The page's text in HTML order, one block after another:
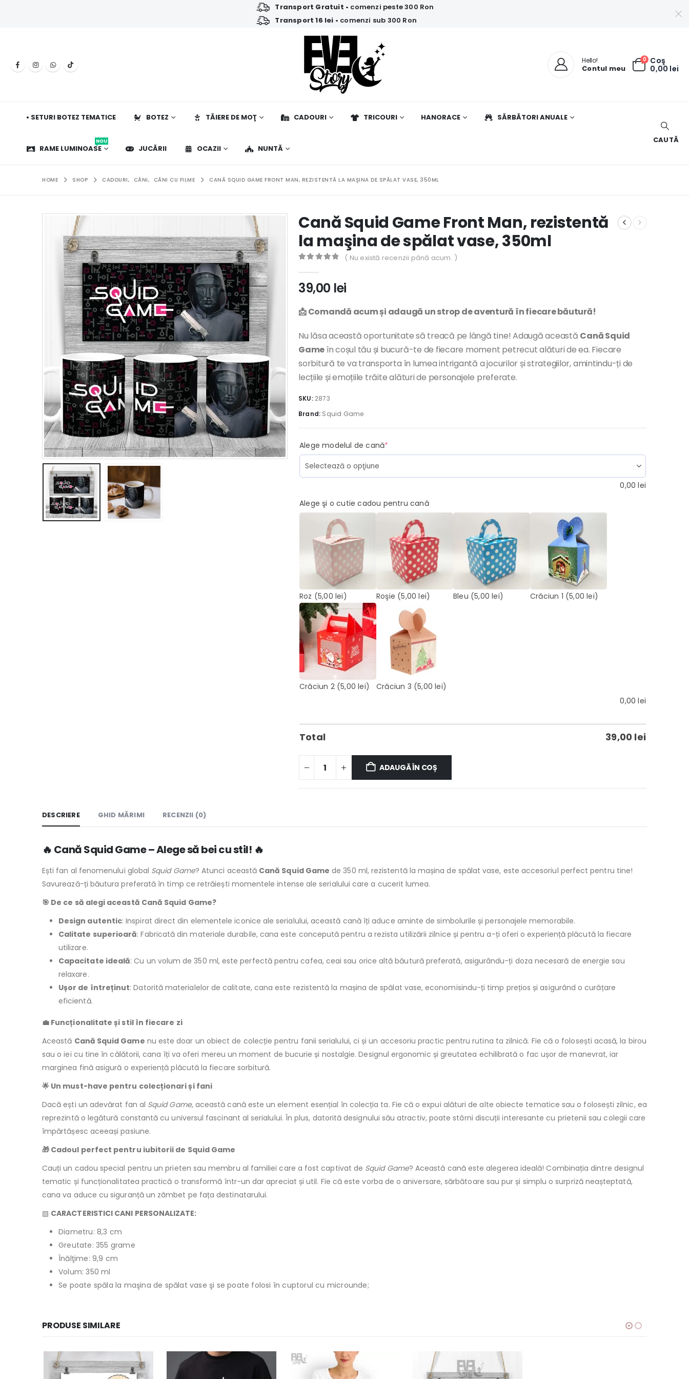
Transport Gratuit • comenzi peste 300 Ron
Transport 16 lei • comenzi sub 300 Ron
Hello!
Contul meu
0 Coş
0,00 lei
• SETURI BOTEZ TEMATICE BOTEZ TĂIERE DE MOŢ CADOURI TRICOURI HANORACE SĂRBĂTORI ANUALE
RAME LUMINOASE
NOU
JUCĂRII OCAZII NUNTĂ
CAUTĂ
HOME SHOP CADOURI, CĂNI, CĂNI CU FILME CANĂ SQUID GAME FRONT MAN, REZISTENTĂ LA MAŞINA DE SPĂLAT VASE, 350ML
Cană Squid Game Front Man, rezistentă
la maşina de spălat vase, 350ml
( Nu există recenzii până acum. )
39,00 lei
📩 Comandă acum și adaugă un strop de aventură în fiecare băutură!
Nu lăsa această oportunitate să treacă pe lângă tine! Adaugă această Cană Squid
Gameîn coșul tău și bucură-te de fiecare moment petrecut alături de ea. Fiecare
sorbitură te va transporta în lumea intrigantă a jocurilor și strategiilor, amintindu-ți de
lecțiile și emoțiile trăite alături de personajele preferate.
SKU: 2873
Brand: Squid Game
Alege modelul de cană*
0,00lei
Alege şi o cutie cadou pentru cană
Roz (5,00 lei) Roşie (5,00 lei) Bleu (5,00 lei) Crăciun 1 (5,00 lei)
Crăciun 2(5,00 lei) Crăciun 3 (5,00 lei)
0,00lei
Total 39,00 lei
ADAUGĂ ÎN COȘ
DESCRIERE GHID MĂRIMI RECENZII (0)
🔥 Cană Squid Game – Alege să bei cu stil! 🔥
Ești fan al fenomenului global Squid Game? Atunci această Cană Squid Game de 350 ml, rezistentă la mașina de spălat vase, este accesoriul perfect pentru tine!
Savurează-ți băutura preferată în timp ce retrăiești momentele intense ale serialului care a cucerit lumea.
🎯 De ce să alegi această Cană Squid Game?
Design autentic: Inspirat direct din elementele iconice ale serialului, această cană îți aduce aminte de simbolurile și personajele memorabile.
Calitate superioară: Fabricată din materiale durabile, cana este concepută pentru a rezista utilizării zilnice și pentru a-ți oferi o experiență plăcută la fiecare
utilizare.
Capacitate ideală: Cu un volum de 350 ml, este perfectă pentru cafea, ceai sau orice altă băutură preferată, asigurându-ți doza necesară de energie sau
relaxare.
Ușor de întreținut: Datorită materialelor de calitate, cana este rezistentă la mașina de spălat vase, economisindu-ți timp prețios și asigurând o curățare
eficientă.
💼 Funcționalitate și stil în fiecare zi
Această Cană Squid Game nu este doar un obiect de colecție pentru fanii serialului, ci și un accesoriu practic pentru rutina ta zilnică. Fie că o folosești acasă, la birou
sau o iei cu tine în călătorii, cana îți va oferi mereu un moment de bucurie și nostalgie. Designul ergonomic și greutatea echilibrată o fac ușor de manevrat, iar
marginea fină asigură o experiență plăcută la fiecare sorbitură.
🌟 Un must-have pentru colecționari și fani
Dacă ești un adevărat fan al Squid Game, această cană este un element esențial în colecția ta. Fie că o expui alături de alte obiecte tematice sau o folosești zilnic, ea
reprezintă o legătură constantă cu universul fascinant al serialului. În plus, datorită designului său atractiv, poate stârni discuții interesante cu prietenii sau colegii care
împărtășesc aceeași pasiune.
🎁 Cadoul perfect pentru iubitorii de Squid Game
Cauți un cadou special pentru un prieten sau membru al familiei care a fost captivat de Squid Game? Această cană este alegerea ideală! Combinația dintre designul
tematic și funcționalitatea practică o transformă într-un dar apreciat și util. Fie că este vorba de o aniversare, sărbătoare sau pur și simplu o surpriză neașteptată,
cana va aduce cu siguranță un zâmbet pe fața destinatarului.
▧ CARACTERISTICI CANI PERSONALIZATE:
Diametru: 8,3 cm
Greutate: 355 grame
Înălţime: 9,9 cm
Volum: 350 ml
Se poate spăla la maşina de spălat vase şi se poate folosi în cuptorul cu microunde;
PRODUSE SIMILARE